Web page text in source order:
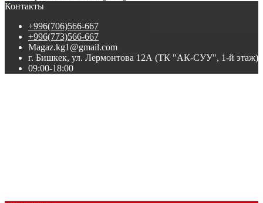
Контакты
+996(706)566-667
+996(773)566-667
Magaz.kg1@gmail.com
г. Бишкек, ул. Лермонтова 12А (ТК "АК-СУУ", 1-й этаж)
09:00-18:00